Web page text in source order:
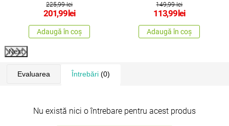
225,99 lei
201,99lei
Adaugă în coș
149,99 lei
113,99lei
Adaugă în coș
Next
Evaluarea Întrebări(0)
Nu există nici o întrebare pentru acest produs